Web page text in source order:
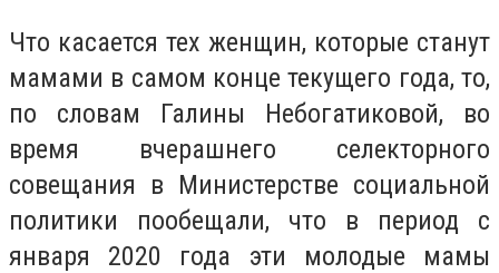
Что касается тех женщин, которые станут
мамами в самом конце текущего года, то,
по словам Галины Небогатиковой, во
время вчерашнего селекторного
совещания в Министерстве социальной
политики пообещали, что в период с
января 2020 года эти молодые мамы